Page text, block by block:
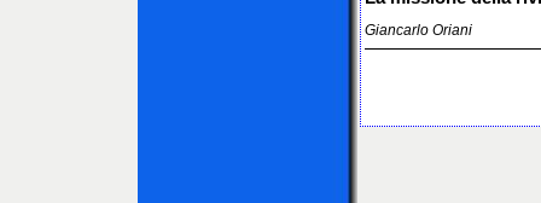
Giancarlo Oriani